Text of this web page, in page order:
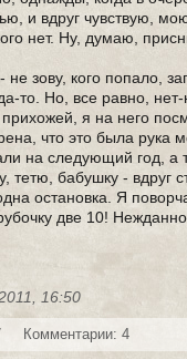
и вдруг чувствую,
нет. Ну, думаю,
зову, кого попало,
то. Но, все равно,
я на него
что это была рука
на следующий год, а
бабушку - вдруг
остановка. Я
две 10!
16:50
Комментарии: 4